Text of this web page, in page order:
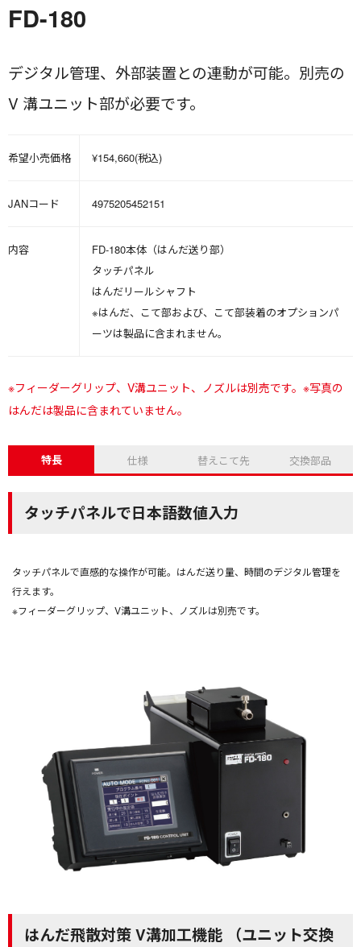
FD-180
デジタル管理、外部装置との連動が可能。別売の
V 溝ユニット部が必要です。
希望小売価格 ¥154,660(税込)
JANコード 4975205452151
内容
FD-180本体（はんだ送り部）
タッチパネル
はんだリールシャフト
※はんだ、こて部および、こて部装着のオプションパ
ーツは製品に含まれません。
※フィーダーグリップ、V溝ユニット、ノズルは別売です。※写真の
はんだは製品に含まれていません。
特長 仕様 替えこて先 交換部品
タッチパネルで日本語数値入力
タッチパネルで直感的な操作が可能。はんだ送り量、時間のデジタル管理を
行えます。
※フィーダーグリップ、V溝ユニット、ノズルは別売です。
はんだ飛散対策 V溝加工機能 （ユニット交換